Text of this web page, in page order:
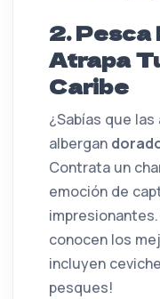
2. Pesca
Atrapa
Caribe
¿Sabías que
albergan
Contrata un
emoción de
conocen los
incluyen
pesques!